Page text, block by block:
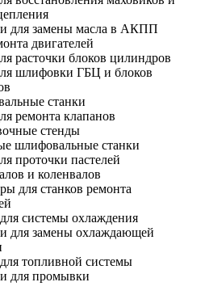
для замены масла в АКПП
двигателей
расточки блоков цилиндров
шлифовки ГБЦ и блоков
станки
ремонта клапанов
стенды
шлифовальные станки
проточки пастелей
и коленвалов
для станков ремонта
системы охлаждения
для замены охлаждающей
топливной системы
для промывки